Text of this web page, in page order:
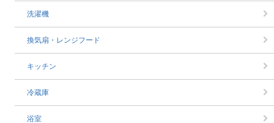
洗濯機
換気扇・レンジフード
キッチン
冷蔵庫
浴室